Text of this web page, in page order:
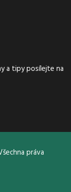
a tipy posílejte na
práva